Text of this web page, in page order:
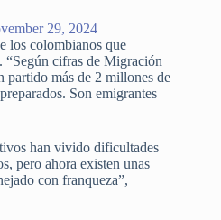
29, 2024
los colombianos que
“Según cifras de Migración
partido más de 2 millones de
Son emigrantes
han vivido dificultades
pero ahora existen unas
con franqueza”,